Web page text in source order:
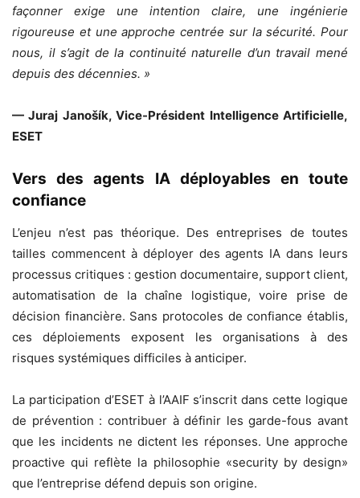
façonner exige une intention claire, une ingénierie
rigoureuse et une approche centrée sur la sécurité. Pour
nous, il s’agit de la continuité naturelle d’un travail mené
depuis des décennies. »
— Juraj Janošík, Vice-Président Intelligence Artificielle,
ESET
Vers des agents IA déployables en toute
confiance
L’enjeu n’est pas théorique. Des entreprises de toutes
tailles commencent à déployer des agents IA dans leurs
processus critiques : gestion documentaire, support client,
automatisation de la chaîne logistique, voire prise de
décision financière. Sans protocoles de confiance établis,
ces déploiements exposent les organisations à des
risques systémiques difficiles à anticiper.
La participation d’ESET à l’AAIF s’inscrit dans cette logique
de prévention : contribuer à définir les garde-fous avant
que les incidents ne dictent les réponses. Une approche
proactive qui reflète la philosophie «security by design»
que l’entreprise défend depuis son origine.